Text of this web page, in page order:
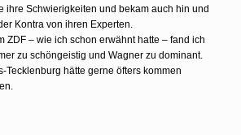
ihre Schwierigkeiten und bekam auch hin und
Kontra von ihren Experten.
ZDF – wie ich schon erwähnt hatte – fand ich
zu schöngeistig und Wagner zu dominant.
Tecklenburg hätte gerne öfters kommen